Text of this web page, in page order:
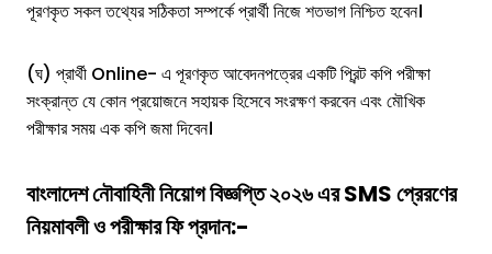
পূরণকৃত সকল তথ্যের সঠিকতা সম্পর্কে প্রার্থী নিজে শতভাগ নিশ্চিত হবেন।
(ঘ) প্রার্থী Online- এ পূরণকৃত আবেদনপত্রের একটি প্রিন্ট কপি পরীক্ষা
সংক্রান্ত যে কোন প্রয়োজনে সহায়ক হিসেবে সংরক্ষণ করবেন এবং মৌখিক
পরীক্ষার সময় এক কপি জমা দিবেন।
বাংলাদেশ নৌবাহিনীনিয়োগবিজ্ঞপ্তি ২০২৬এর SMS প্রেরণের
নিয়মাবলী ও পরীক্ষার ফি প্রদান:-